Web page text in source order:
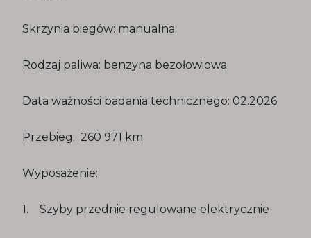
Skrzynia biegów: manualna
Rodzaj paliwa: benzyna bezołowiowa
Data ważności badania technicznego: 02.2026
Przebieg: 260 971 km
Wyposażenie:
1. Szyby przednie regulowane elektrycznie